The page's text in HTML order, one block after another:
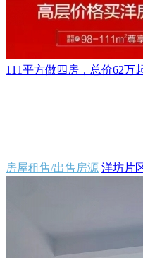
111平方做四房，总价62万
房屋租售/出售房源 洋坊片